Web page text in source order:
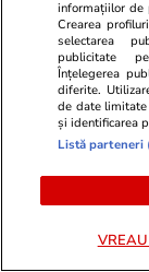
MONDEN
Stiri Mondene
informațiilor de
Crearea
selectarea
publicitate
Înțelegerea
diferite.
de date limitate
și identificarea
Listă parteneri